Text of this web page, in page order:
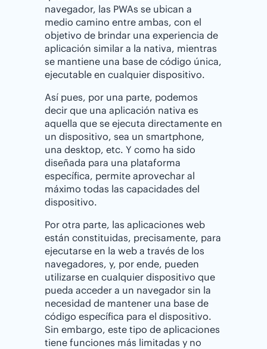
navegador, las PWAs se ubican a
medio camino entre ambas, con el
objetivo de brindar una experiencia de
aplicación similar a la nativa, mientras
se mantiene una base de código única,
ejecutable en cualquier dispositivo.
Así pues, por una parte, podemos
decir que una aplicación nativa es
aquella que se ejecuta directamente en
un dispositivo, sea un smartphone,
una desktop, etc. Y como ha sido
diseñada para una plataforma
específica, permite aprovechar al
máximo todas las capacidades del
dispositivo.
Por otra parte, las aplicaciones web
están constituidas, precisamente, para
ejecutarse en la web a través de los
navegadores, y, por ende, pueden
utilizarse en cualquier dispositivo que
pueda acceder a un navegador sin la
necesidad de mantener una base de
código específica para el dispositivo.
Sin embargo, este tipo de aplicaciones
tiene funciones más limitadas y no